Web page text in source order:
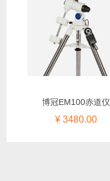
博冠EM100赤道仪
¥ 3480.00